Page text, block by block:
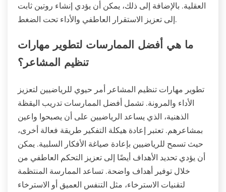
العقلية. بالإضافة إلى ذلك، يمكن أن يؤدي إنشاء روتين ثابت
إلى تعزيز الاستقرار العاطفي والأداء تحت الضغط.
ما هي أفضل الممارسات لتطوير مهارات
تنظيم المشاعر؟
تطوير مهارات تنظيم المشاعر أمر حيوي للرياضيين لتعزيز
الأداء والمرونة. تشمل أفضل الممارسات تدريب اليقظة
الذهنية، الذي يساعد الرياضيين على أن يصبحوا واعين
بمشاعرهم. تعتبر إعادة هيكلة التفكير طريقة فعالة أخرى،
حيث تسمح للرياضيين بإعادة صياغة الأفكار السلبية. يمكن
أن يؤدي تحديد الأهداف أيضًا إلى تعزيز التحكم العاطفي من
خلال توفير أهداف واضحة. تساعد الممارسة المنتظمة
لتقنيات الاسترخاء، مثل التنفس العميق أو الاسترخاء